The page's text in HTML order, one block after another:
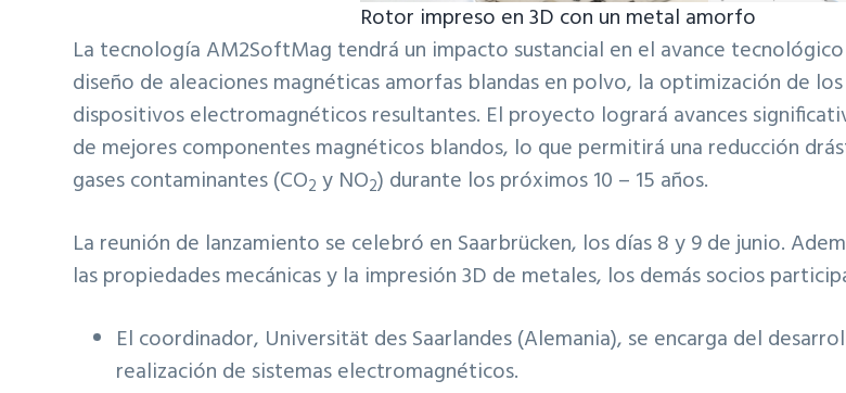
Rotor impreso en 3D con un metal amorfo
La tecnología AM2SoftMag tendrá un impacto sustancial en el avance
diseño de aleaciones magnéticas amorfas blandas en polvo, la optimización de
dispositivos electromagnéticos resultantes. El proyecto logrará avances
de mejores componentes magnéticos blandos, lo que permitirá una reducción
gases contaminantes (CO2 y NO2) durante los próximos 10 – 15 años.
La reunión de lanzamiento se celebró en Saarbrücken, los días 8 y 9 de junio.
las propiedades mecánicas y la impresión 3D de metales, los demás socios
El coordinador, Universität des Saarlandes (Alemania), se encarga del
realización de sistemas electromagnéticos.